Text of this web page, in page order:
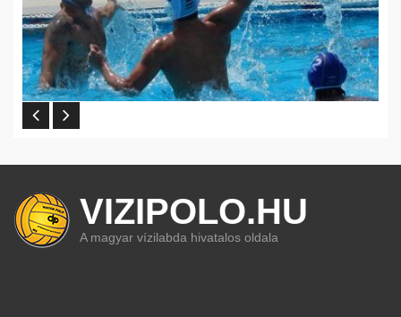
VIZIPOLO.HU
A magyar vízilabda hivatalos oldala